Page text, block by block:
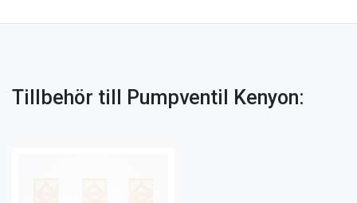
Tillbehör till Pumpventil Kenyon: